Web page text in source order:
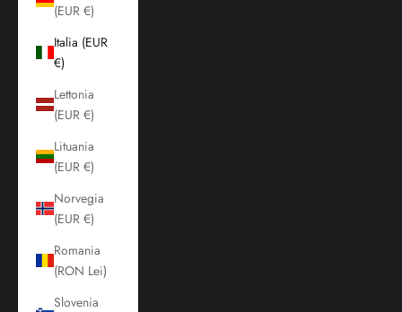
(EUR €)
Italia (EUR
€)
Lettonia
(EUR €)
Lituania
(EUR €)
Norvegia
(EUR €)
Romania
(RON Lei)
Slovenia